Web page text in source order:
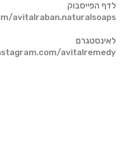
לדף הפייסבוק
avitalraban.naturalsoaps/
לאינסטגרם
avitalremedy/